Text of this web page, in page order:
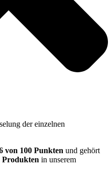
der einzelnen
von 100 Punkten und gehört
Produkten in unserem